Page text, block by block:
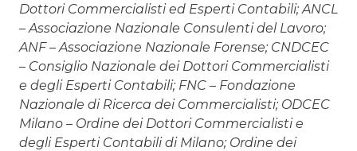
Dottori Commercialisti ed Esperti Contabili; ANCL
– Associazione Nazionale Consulenti del Lavoro;
ANF – Associazione Nazionale Forense; CNDCEC
– Consiglio Nazionale dei Dottori Commercialisti
e degli Esperti Contabili; FNC – Fondazione
Nazionale di Ricerca dei Commercialisti; ODCEC
Milano – Ordine dei Dottori Commercialisti e
degli Esperti Contabili di Milano; Ordine dei